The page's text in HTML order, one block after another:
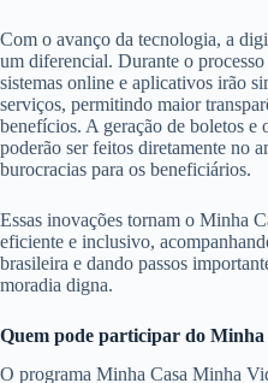
Com o avanço da tecnologia, a
um diferencial. Durante o
sistemas online e aplicativos irão
serviços, permitindo maior
benefícios. A geração de boletos e
poderão ser feitos diretamente no
burocracias para os beneficiários.
Essas inovações tornam o Minha
eficiente e inclusivo,
brasileira e dando passos
moradia digna.
Quem pode participar do
O programa Minha Casa Minha